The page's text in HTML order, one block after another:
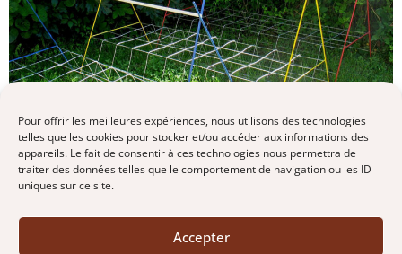
Pour offrir les meilleures expériences, nous utilisons des technologies
telles que les cookies pour stocker et/ou accéder aux informations des
appareils. Le fait de consentir à ces technologies nous permettra de
traiter des données telles que le comportement de navigation ou les ID
uniques sur ce site.
Accepter